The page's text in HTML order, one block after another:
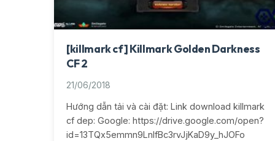
[killmark cf] Killmark Golden Darkness
CF 2
21/06/2018
Hướng dẫn tải và cài đặt: Link download killmark
cf dep: Google: https://drive.google.com/open?
id=13TQx5emmn9LnIfBc3rvJjKaD9y_hJOFo